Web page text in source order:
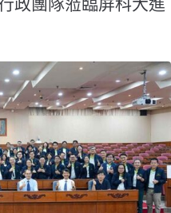
政團隊蒞臨屏科大進